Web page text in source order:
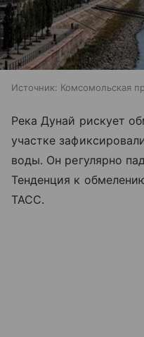
Источник: Комсомольская
Река Дунай рискует
участке
воды. Он регулярно
Тенденция к
ТАСС.